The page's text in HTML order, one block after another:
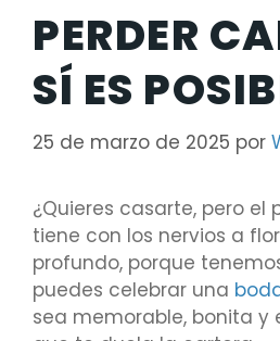
PERDER
SÍ ES
25 de marzo de 2025 por
¿Quieres casarte, pero el
tiene con los nervios a
profundo, porque
puedes celebrar una
sea memorable, bonita y